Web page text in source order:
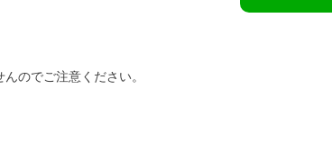
のでご注意ください。